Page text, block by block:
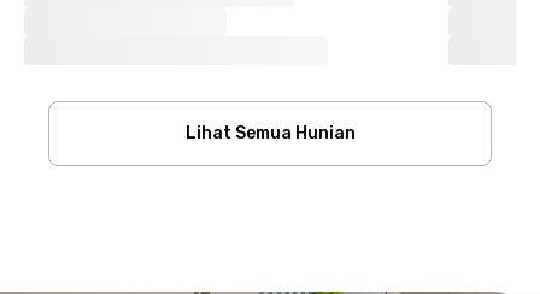
Lihat Semua Hunian